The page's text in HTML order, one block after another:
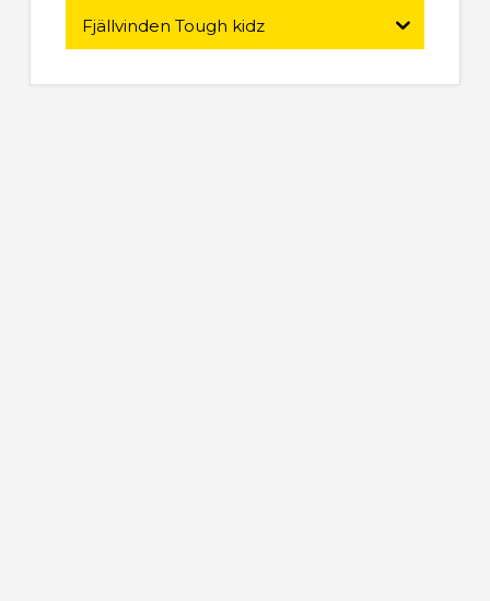
Fjällvinden Tough kidz